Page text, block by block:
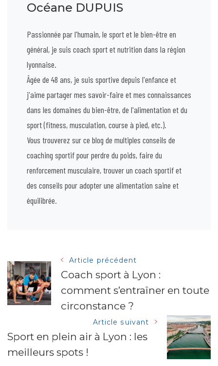
Océane DUPUIS
Passionnée par l'humain, le sport et le bien-être en
général, je suis coach sport et nutrition dans la région
lyonnaise.
Âgée de 48 ans, je suis sportive depuis l'enfance et
j'aime partager mes savoir-faire et mes connaissances
dans les domaines du bien-être, de l'alimentation et du
sport (fitness, musculation, course à pied, etc.).
Vous trouverez sur ce blog de multiples conseils de
coaching sportif pour perdre du poids, faire du
renforcement musculaire, trouver un coach sportif et
des conseils pour adopter une alimentation saine et
équilibrée.
Navigation
des
articles
Article précédent
Coach sport à Lyon :
comment s’entraîner en toute
circonstance ?
Article suivant
Sport en plein air à Lyon : les
meilleurs spots !